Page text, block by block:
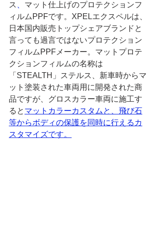
ス
マット仕上げのプロテクションフ
ィルムPPFです。XPELエクスペルは、
日本国内販売トップシェアブランドと
言っても過言ではないプロテクション
フィルムPPFメーカー。マットプロテ
クションフィルムの名称は
「STEALTH」ステルス、新車時からマ
ット塗装された車両用に開発された商
品ですが、グロスカラー車両に施工す
ると マットカラーカスタムと、飛び石
等からボディの保護を同時に行えるカ
スタマイズです。